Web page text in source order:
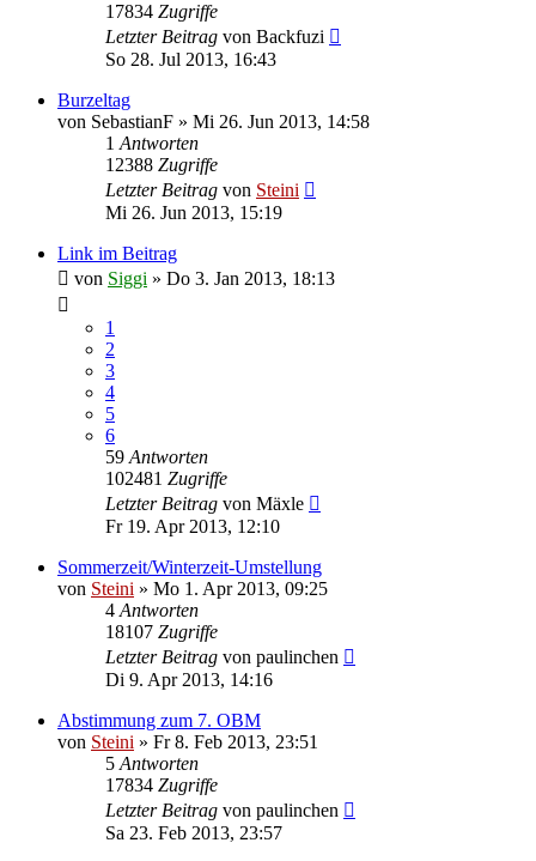
17834 Zugriffe
Letzter Beitrag von Backfuzi
So 28. Jul 2013, 16:43
Burzeltag
von SebastianF » Mi 26. Jun 2013, 14:58
1 Antworten
12388 Zugriffe
Letzter Beitrag von Steini
Mi 26. Jun 2013, 15:19
Link im Beitrag
von Siggi » Do 3. Jan 2013, 18:13
1
2
3
4
5
6
59 Antworten
102481 Zugriffe
Letzter Beitrag von Mäxle
Fr 19. Apr 2013, 12:10
Sommerzeit/Winterzeit-Umstellung
von Steini » Mo 1. Apr 2013, 09:25
4 Antworten
18107 Zugriffe
Letzter Beitrag von paulinchen
Di 9. Apr 2013, 14:16
Abstimmung zum 7. OBM
von Steini » Fr 8. Feb 2013, 23:51
5 Antworten
17834 Zugriffe
Letzter Beitrag von paulinchen
Sa 23. Feb 2013, 23:57